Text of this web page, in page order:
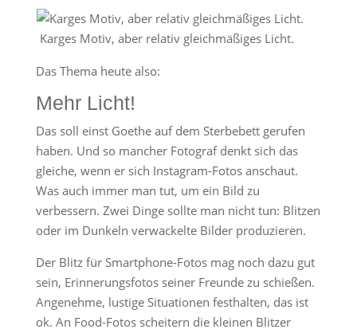
Karges Motiv, aber relativ gleichmäßiges Licht.
Das Thema heute also:
Mehr Licht!
Das soll einst Goethe auf dem Sterbebett gerufen
haben. Und so mancher Fotograf denkt sich das
gleiche, wenn er sich Instagram-Fotos anschaut.
Was auch immer man tut, um ein Bild zu
verbessern. Zwei Dinge sollte man nicht tun: Blitzen
oder im Dunkeln verwackelte Bilder produzieren.
Der Blitz für Smartphone-Fotos mag noch dazu gut
sein, Erinnerungsfotos seiner Freunde zu schießen.
Angenehme, lustige Situationen festhalten, das ist
ok. An Food-Fotos scheitern die kleinen Blitzer